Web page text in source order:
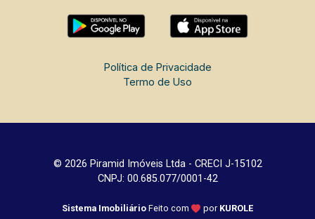
Política de Privacidade
Termo de Uso
© 2026 Piramid Imóveis Ltda - CRECI J-15102
CNPJ: 00.685.077/0001-42
Sistema Imobiliário Feito com por KUROLE